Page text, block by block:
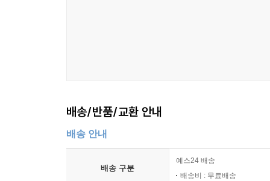
배송/반품/교환 안내
배송 안내
배송 구분
예스24 배송
배송비 : 무료배송